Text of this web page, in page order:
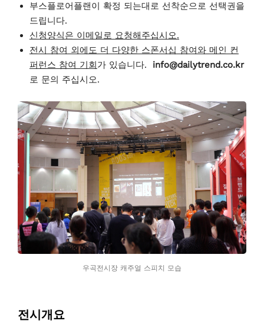
부스플로어플랜이 확정 되는대로 선착순으로 선택권을
드립니다.
신청양식은 이메일로 요청해주십시오.
전시 참여 외에도 더 다양한 스폰서십 참여와 메인 컨
퍼런스 참여 기회가 있습니다.
info@dailytrend.co.kr
로 문의 주십시오.
우곡전시장 캐주얼 스피치 모습
전시개요